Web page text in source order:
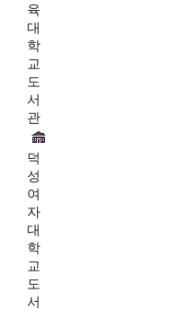
육
대
학
교
도
서
관
덕
성
여
자
대
학
교
도
서